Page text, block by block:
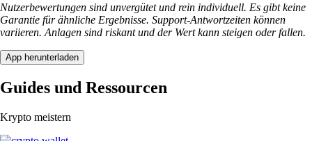
Nutzerbewertungen sind unvergütet und rein individuell. Es gibt keine
Garantie für ähnliche Ergebnisse. Support-Antwortzeiten können
variieren. Anlagen sind riskant und der Wert kann steigen oder fallen.
App herunterladen
Guides und Ressourcen
Krypto meistern